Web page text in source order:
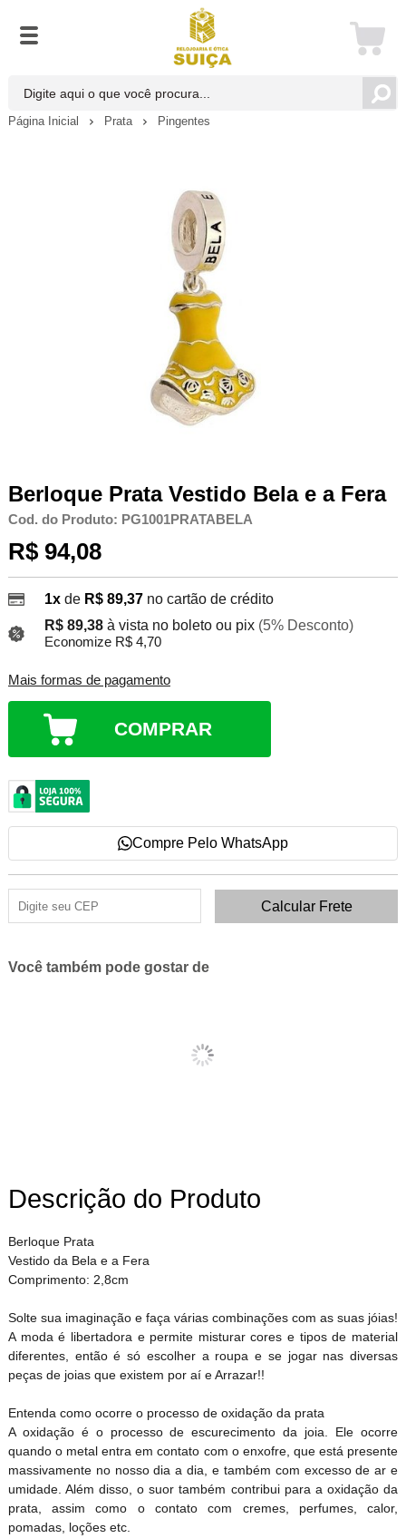
Página Inicial Prata Pingentes
Berloque Prata Vestido Bela e a Fera
Cod. do Produto: PG1001PRATABELA
R$ 94,08
1xde R$ 89,37 no cartão de crédito
R$ 89,38 à vista no boleto ou pix (5% Desconto)
Economize R$ 4,70
Mais formas de pagamento
COMPRAR
Compre Pelo WhatsApp
Você também pode gostar de
Descrição do Produto
Berloque Prata
Vestido da Bela e a Fera
Comprimento: 2,8cm
Solte sua imaginação e faça várias combinações com as suas jóias!
A moda é libertadora e permite misturar cores e tipos de material
diferentes, então é só escolher a roupa e se jogar nas diversas
peças de joias que existem por aí e Arrazar!!
Entenda como ocorre o processo de oxidação da prata
A oxidação é o processo de escurecimento da joia. Ele ocorre
quando o metal entra em contato com o enxofre, que está presente
massivamente no nosso dia a dia, e também com excesso de ar e
umidade. Além disso, o suor também contribui para a oxidação da
prata, assim como o contato com cremes, perfumes, calor,
pomadas, loções etc.